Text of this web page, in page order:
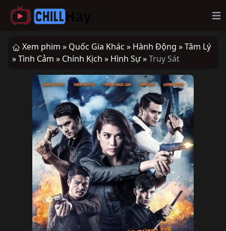
Xem phim » Quốc Gia Khác » Hành Động »Tâm Lý
»Tình Cảm » Chính Kịch » Hình Sự »Truy Sát